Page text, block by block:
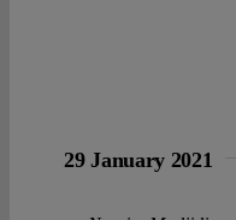
29 January 2021